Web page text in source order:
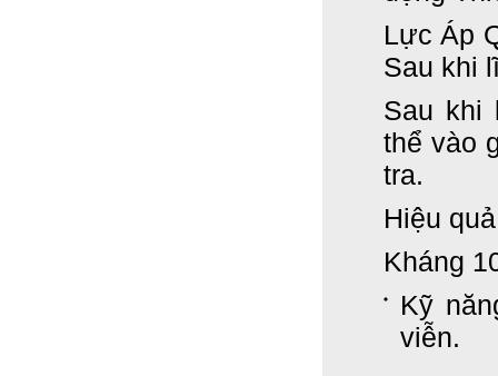
Lực Áp
Sau khi
Sau khi
thể vào
tra.
Hiệu
Kháng
Kỹ
viễn.